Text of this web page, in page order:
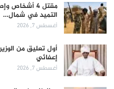
مقتل 4
التميد في شمال…
أغسطس 7, 2026
أول تعليق من
إعفائي
أغسطس 7, 2026